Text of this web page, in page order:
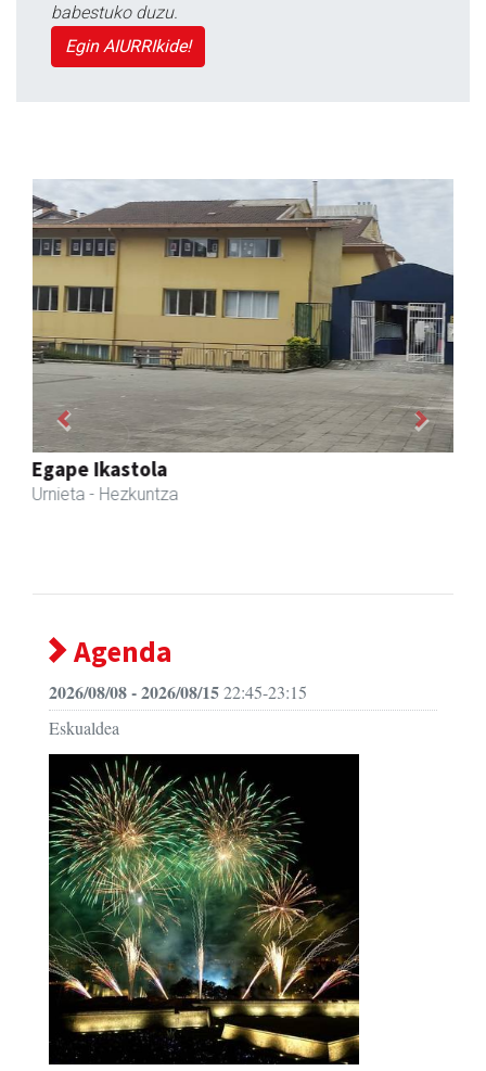
babestuko duzu.
Egin AIURRIkide!
Fleming Herri Eskola
Amasa-Villabona - Hezkuntza
Previous Next
Agenda
2026/08/08 - 2026/08/1522:45-23:15
Eskualdea